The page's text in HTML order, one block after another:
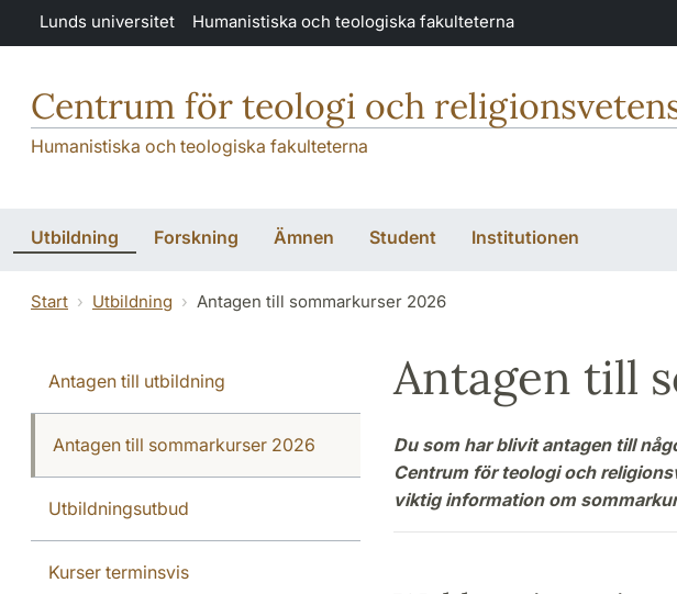
Hoppa till huvudinnehåll
Lunds universitet Humanistiska och teologiska fakulteterna
Centrum för teologi och
Humanistiska och teologiska fakulteterna
Utbildning Forskning Ämnen Student Institutionen
Start Utbildning Antagen till sommarkurser 2026
Antagen till utbildning
Antagen till sommarkurser 2026
Utbildningsutbud
Kurser terminsvis
Antagen till
Du som har blivit antagen till
Centrum för teologi och
viktig information om